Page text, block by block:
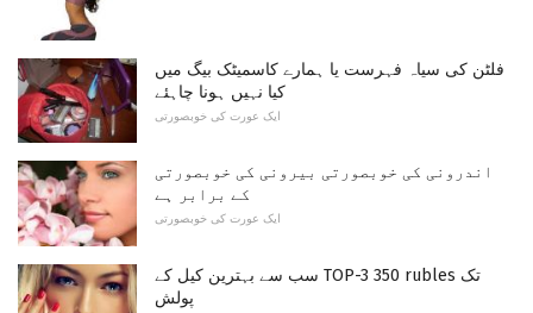
فلٹن کی سیاہ فہرست یا ہمارے کاسمیٹک بیگ میں
کیا نہیں ہونا چاہئے
ایک عورت کی خوبصورتی
اندرونی کی خوبصورتی بیرونی کی خوبصورتی
کے برابر ہے
ایک عورت کی خوبصورتی
سب سے بہترین کیل کے TOP-3 350 rubles تک
پولش